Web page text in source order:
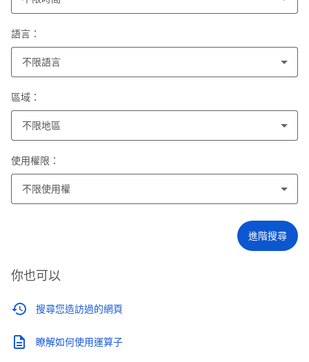
語言：
不限語言
區域：
不限地區
使用權限：
不限使用權
進階搜尋
你也可以
搜尋您造訪過的網頁
瞭解如何使用運算子